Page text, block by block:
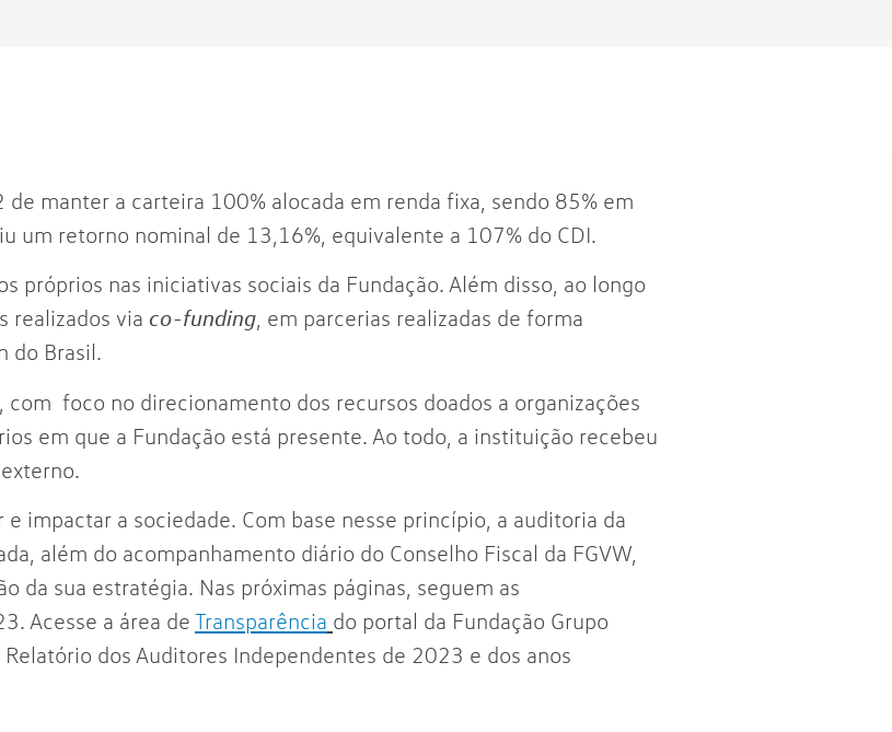
manter a carteira 100% alocada em renda fixa, sendo 85% em
um retorno nominal de 13,16%, equivalente a 107% do CDI.
próprios nas iniciativas sociais da Fundação. Além disso, ao longo
realizados via co-funding, em parcerias realizadas de forma
do Brasil.
foco no direcionamento dos recursos doados a organizações
em que a Fundação está presente. Ao todo, a instituição recebeu
impactar a sociedade. Com base nesse princípio, a auditoria da
além do acompanhamento diário do Conselho Fiscal da FGVW,
da sua estratégia. Nas próximas páginas, seguem as
Acesse a área de Transparência do portal da Fundação Grupo
dos Auditores Independentes de 2023 e dos anos